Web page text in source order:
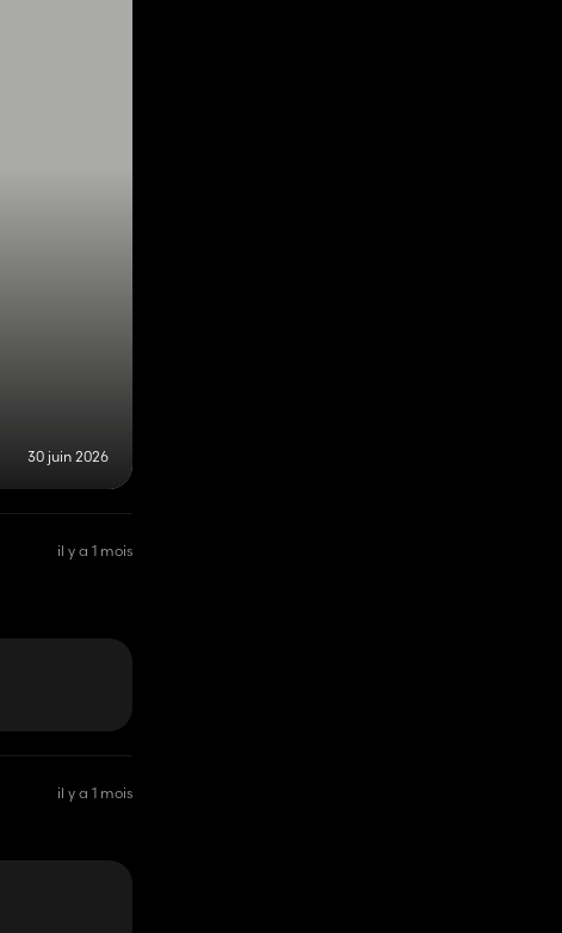
30 juin 2026
il y a 1 mois
il y a 1 mois